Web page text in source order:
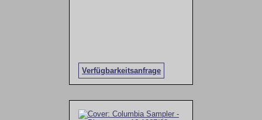
Verfügbarkeitsanfrage